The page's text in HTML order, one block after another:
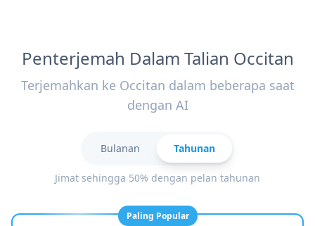
Penterjemah Dalam Talian Occitan
Terjemahkan ke Occitan dalam beberapa saat
dengan AI
Bulanan Tahunan
Jimat sehingga 50% dengan pelan tahunan
Paling Popular